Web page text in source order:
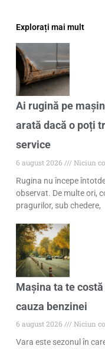
Explorați mai mult
Ai rugină pe
arată dacă o poți
service
6 august 2026
Niciun
Rugina nu începe
observat. De multe ori,
pragurilor, sub chedere,
Mașina ta te
cauza benzinei
6 august 2026
Niciun
Vara este sezonul în